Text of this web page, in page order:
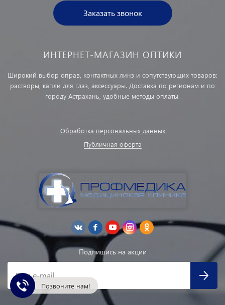
Заказать звонок
ИНТЕРНЕТ-МАГАЗИН ОПТИКИ
Широкий выбор оправ, контактных линз и сопутствующих товаров:
растворы, капли для глаз, аксессуары. Доставка по регионам и по
городу Астрахань, удобные методы оплаты.
Обработка персональных данных
Публичная оферта
Подпишись на акции
Ваш e-mail
Позвоните нам!